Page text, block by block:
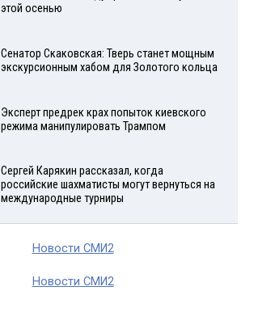
этой осенью
Сенатор Скаковская: Тверь станет мощным
экскурсионным хабом для Золотого кольца
Эксперт предрек крах попыток киевского
режима манипулировать Трампом
Сергей Карякин рассказал, когда
российские шахматисты могут вернуться на
международные турниры
Новости СМИ2
Новости СМИ2